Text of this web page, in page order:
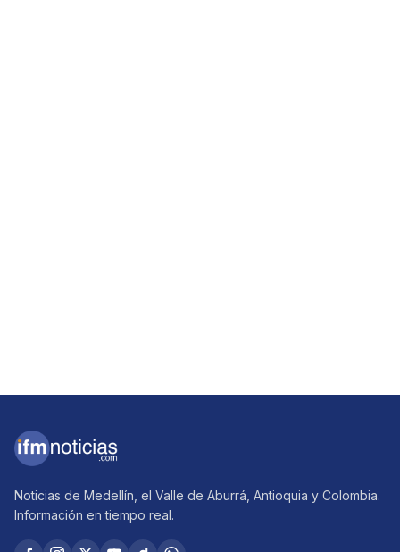
Noticias de Medellín, el Valle de Aburrá, Antioquia y Colombia.
Información en tiempo real.